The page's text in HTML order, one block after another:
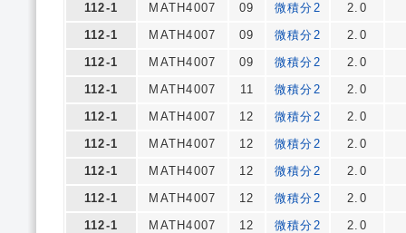
112-1
MATH4007 09 微積分2
2.0
112-1
MATH4007 09 微積分2
2.0
112-1
MATH4007 09 微積分2
2.0
112-1
MATH4007 11 微積分2
2.0
112-1
MATH4007 12 微積分2
2.0
112-1
MATH4007 12 微積分2
2.0
112-1
MATH4007 12 微積分2
2.0
112-1
MATH4007 12 微積分2
2.0
112-1
MATH4007 12 微積分2
2.0